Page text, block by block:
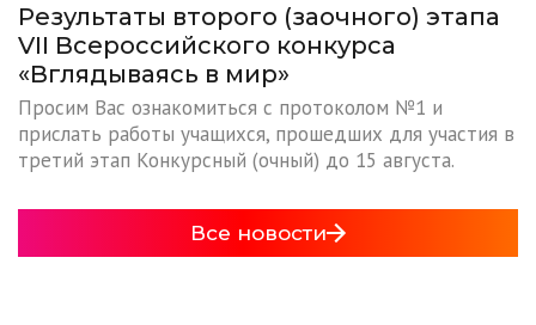
Результаты второго (заочного) этапа
VII Всероссийского конкурса
«Вглядываясь в мир»
Просим Вас ознакомиться с протоколом №1 и
прислать работы учащихся, прошедших для участия в
третий этап Конкурсный (очный) до 15 августа.
Все новости